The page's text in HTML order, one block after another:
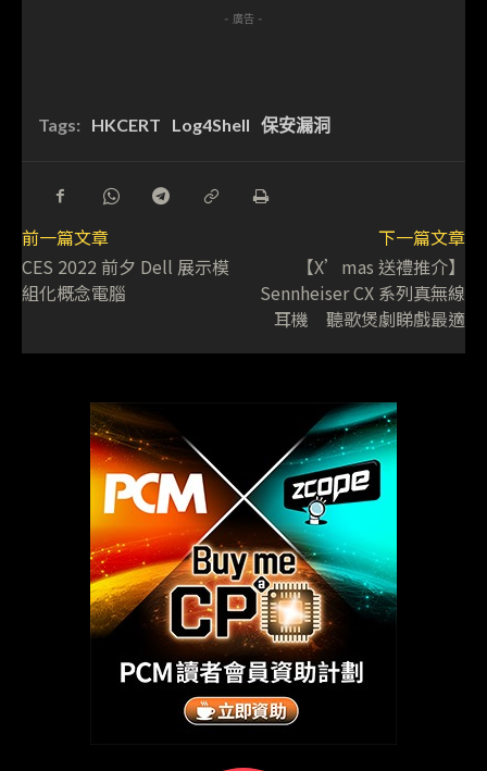
- 廣告 -
Tags: HKCERT Log4Shell 保安漏洞
前一篇文章
CES 2022 前夕 Dell 展示模
組化概念電腦
下一篇文章
【X’mas 送禮推介】
Sennheiser CX 系列真無線
耳機 聽歌煲劇睇戲最適